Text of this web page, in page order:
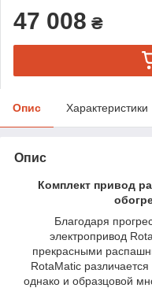
47 008 ₴
Опис Характеристики
Опис
Комплект привод
Благодаря
электропривод
прекрасными
RotaMatic
однако и образцовой